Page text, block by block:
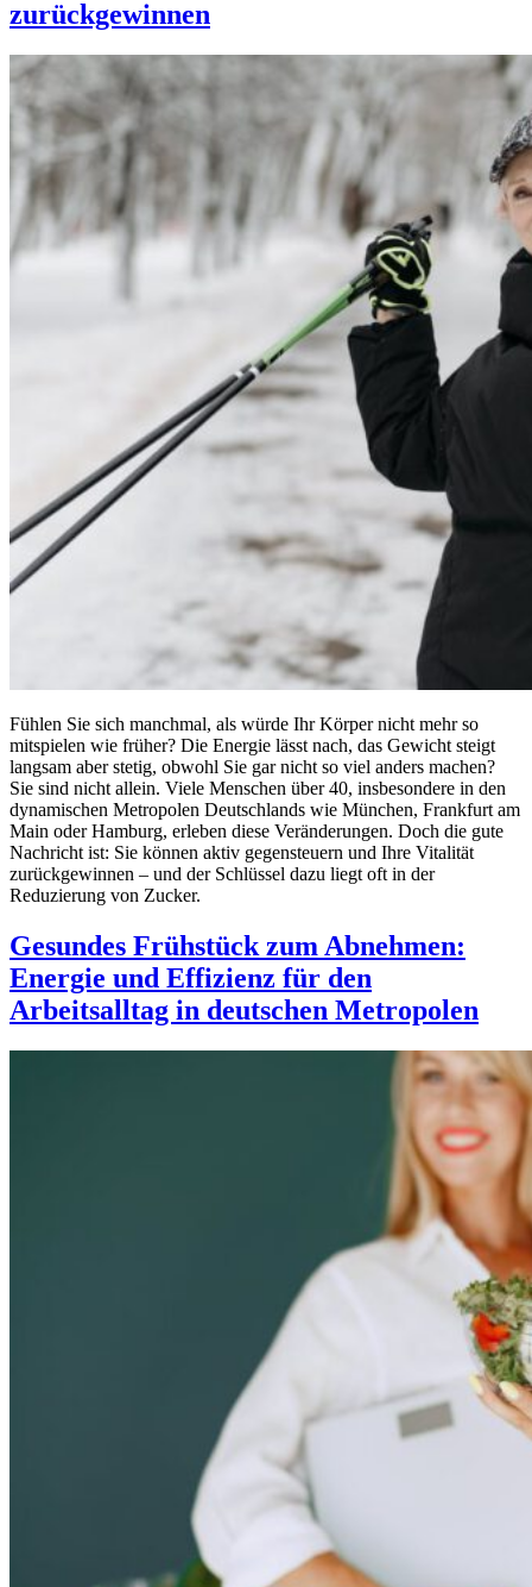
zurückgewinnen
Fühlen Sie sich manchmal, als würde Ihr Körper nicht mehr so
mitspielen wie früher? Die Energie lässt nach, das Gewicht steigt
langsam aber stetig, obwohl Sie gar nicht so viel anders machen?
Sie sind nicht allein. Viele Menschen über 40, insbesondere in den
dynamischen Metropolen Deutschlands wie München, Frankfurt am
Main oder Hamburg, erleben diese Veränderungen. Doch die gute
Nachricht ist: Sie können aktiv gegensteuern und Ihre Vitalität
zurückgewinnen – und der Schlüssel dazu liegt oft in der
Reduzierung von Zucker.
Gesundes Frühstück zum Abnehmen:
Energie und Effizienz für den
Arbeitsalltag in deutschen Metropolen